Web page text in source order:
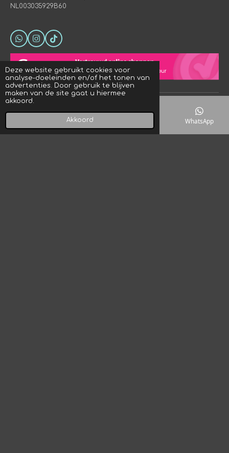
Deze website gebruikt cookies voor
analyse-doeleinden en/of het tonen van
advertenties. Door gebruik te blijven
maken van de site gaat u hiermee
akkoord.
Akkoord
NL003035929B60
W
h
s
A
p
p
I
n
a
g
r
a
T
i
o
k
© 2023 - 2026 Crystal Rock! Designs
Powered byJouwWeb
Telefoonnummer WhatsApp